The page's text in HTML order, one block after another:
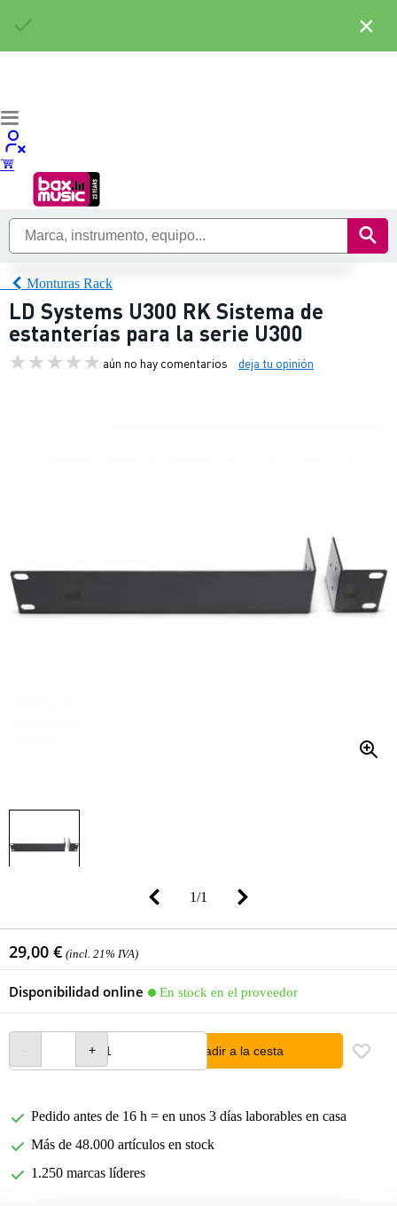
Monturas Rack
LD Systems U300 RK Sistema de
estanterías para la serie U300
aún no hay comentarios deja tu opinión
1/1
29,00 € (incl. 21% IVA)
Disponibilidad online En stock en el proveedor
añadir a la cesta
Pedido antes de 16 h = en unos 3 días laborables en casa
Más de 48.000 artículos en stock
1.250 marcas líderes
×